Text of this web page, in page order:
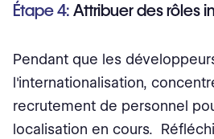
Étape 4: Attribuer des rôles
Pendant que les
l'internationalisation,
recrutement de personnel
localisation en cours.